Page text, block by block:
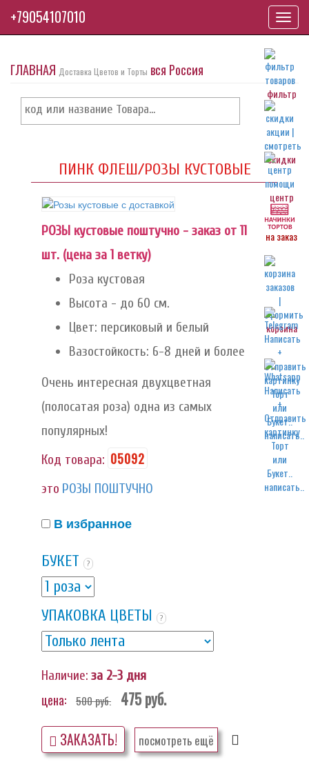
фильтр
скидки
центр
на заказ
корзина
написать..
написать..
ГЛАВНАЯ Доставка Цветов и Торты вся Россия
ПИНК ФЛЕШ/РОЗЫ КУСТОВЫЕ
РОЗЫ кустовые поштучно - заказ от 11
шт. (цена за 1 ветку)
Роза кустовая
Высота - до 60 см.
Цвет: персиковый и белый
Вазостойкость: 6-8 дней и более
Очень интересная двухцветная
(полосатая роза) одна из самых
популярных!
Код товара: 05092
это РОЗЫ ПОШТУЧНО
В избранное
БУКЕТ ?
УПАКОВКА ЦВЕТЫ ?
Наличие: за 2-3 дня
цена: 500руб. 475руб.
ЗАКАЗАТЬ! посмотреть ещё
+79054107010